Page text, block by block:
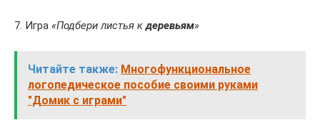
7. Игра «Подбери листья кдеревьям»
Читайте также: Многофункциональное
логопедическое пособие своими руками
"Домик с играми"